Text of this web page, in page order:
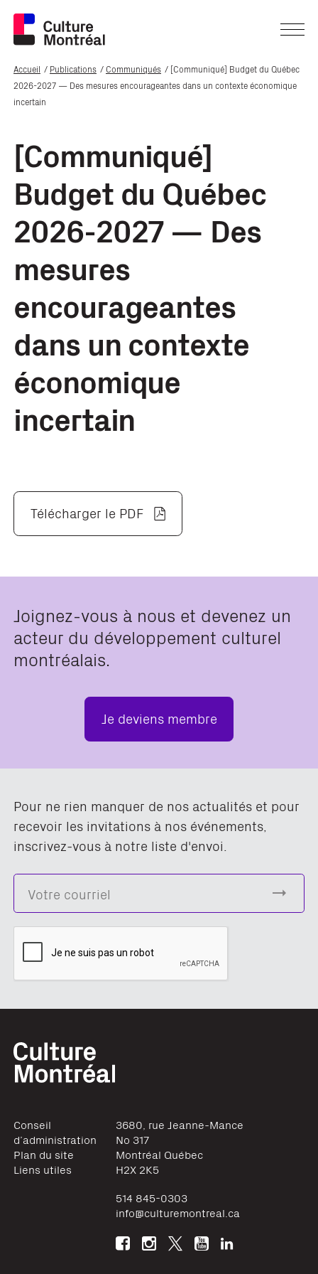
Accueil Publications Communiqués
[Communiqué] Budget du Québec
2026-2027 — Des mesures encourageantes dans un contexte économique
incertain
[Communiqué]
Budget du Québec
2026-2027 — Des
mesures
encourageantes
dans un contexte
économique
incertain
Télécharger le PDF
Joignez-vous à nous et devenez un
acteur du développement culturel
montréalais.
Je deviens membre
Pour ne rien manquer de nos actualités et pour
recevoir les invitations à nos événements,
inscrivez-vous à notre liste d'envoi.
Conseil
d’administration
Plan du site
Liens utiles
3680, rue Jeanne-Mance
No 317
Montréal Québec
H2X 2K5
514 845-0303
info@culturemontreal.ca